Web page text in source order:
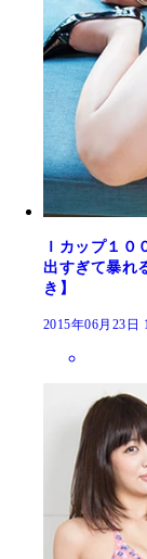
Ｉカップ１
出すぎて暴れ
き】
2015年06月23日